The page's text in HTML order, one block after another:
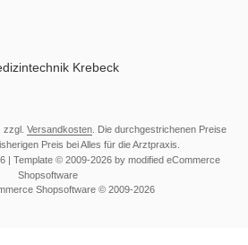
Krebeck
zzgl. Versandkosten. Die durchgestrichenen Preise
Preis bei Alles für die Arztpraxis.
| Template © 2009-2026 by modified eCommerce
Shopsoftware
Shopsoftware © 2009-2026